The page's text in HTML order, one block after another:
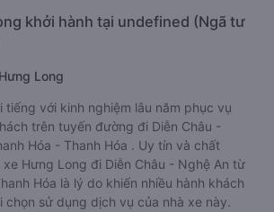
khởi hành tại undefined (Ngã tư
Long
tiếng với kinh nghiệm lâu năm phục vụ
trên tuyến đường đi Diễn Châu -
Hóa - Thanh Hóa . Uy tín và chất
Hưng Long đi Diễn Châu - Nghệ An từ
Hóa là lý do khiến nhiều hành khách
chọn sử dụng dịch vụ của nhà xe này.